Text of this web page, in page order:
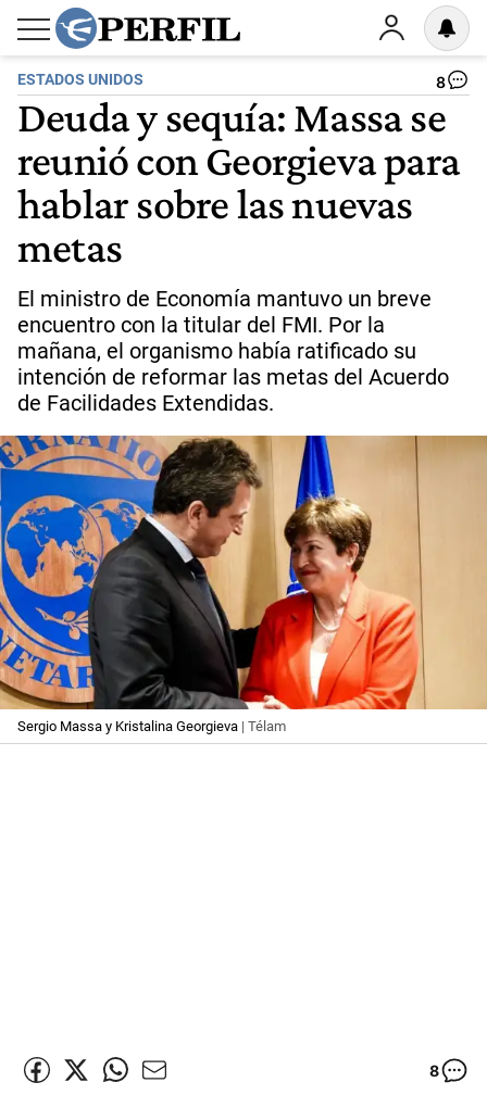
ESTADOS UNIDOS 8
Deuda y sequía: Massa se
reunió con Georgieva para
hablar sobre las nuevas
metas
El ministro de Economía mantuvo un breve
encuentro con la titular del FMI. Por la
mañana, el organismo había ratificado su
intención de reformar las metas del Acuerdo
de Facilidades Extendidas.
Sergio Massa y Kristalina Georgieva | Télam
8